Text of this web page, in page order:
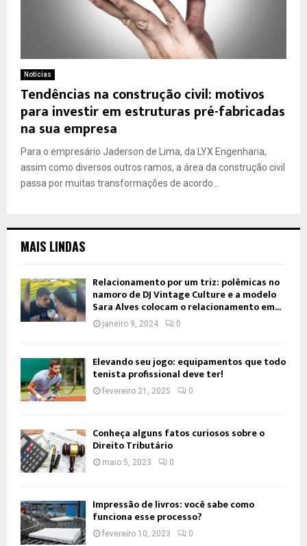
Notícias
Tendências na construção civil: motivos
para investir em estruturas pré-fabricadas
na sua empresa
Para o empresário Jaderson de Lima, da LYX Engenharia,
assim como diversos outros ramos, a área da construção civil
passa por muitas transformações de acordo...
MAIS LINDAS
Relacionamento por um triz: polêmicas no
namoro de DJ Vintage Culture e a modelo
Sara Alves colocam o relacionamento em...
janeiro 9, 2024 0
Elevando seu jogo: equipamentos que todo
tenista profissional deve ter!
fevereiro 21, 2025 0
Conheça alguns fatos curiosos sobre o
Direito Tributário
maio 5, 2023 0
Impressão de livros: você sabe como
funciona esse processo?
fevereiro 10, 2023 0